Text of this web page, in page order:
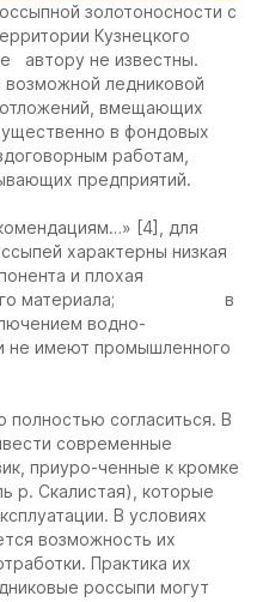
золотоносности с
Кузнецкого
автору не известны.
ледниковой
вмещающих
в фондовых
работам,
предприятий.
[4], для
характерны низкая
и плохая
материала; в
водно-
не имеют промышленного
согласиться. В
современные
приуро-ченные к кромке
р. Скалистая), которые
В условиях
возможность их
Практика их
россыпи могут